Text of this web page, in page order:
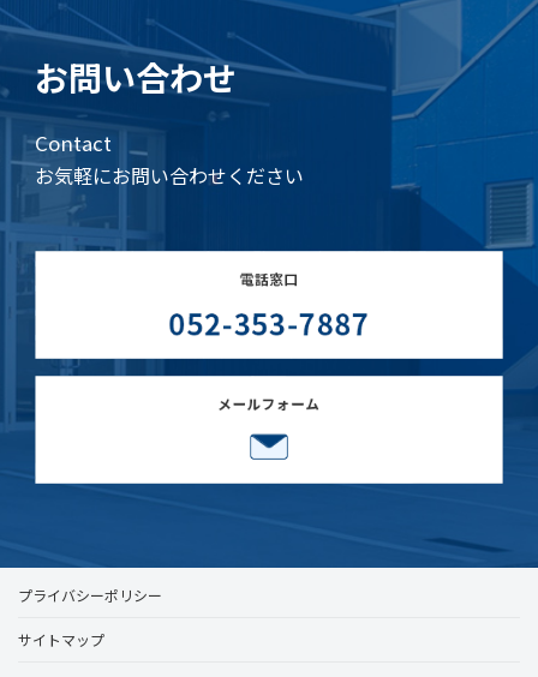
お問い合わせ
Contact
お気軽にお問い合わせください
プライバシーポリシー
サイトマップ